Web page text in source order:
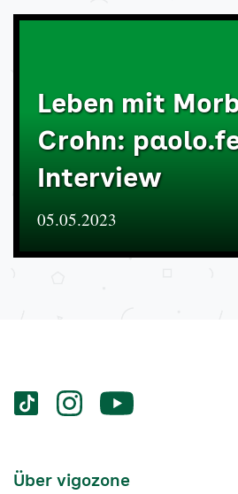
Leben mit
Crohn:
Interview
05.05.2023
Services
Social-
vigozone.de
vigozone.devigozone.de
Services-
Über vigozone